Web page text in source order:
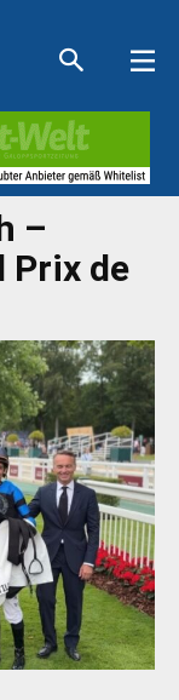
–
Prix de